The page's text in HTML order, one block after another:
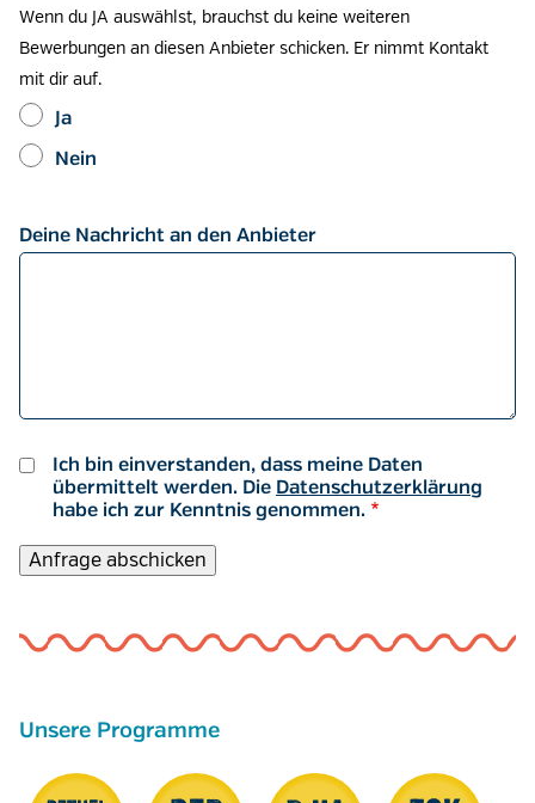
Wenn du JA auswählst, brauchst du keine weiteren
Bewerbungen an diesen Anbieter schicken. Er nimmt Kontakt
mit dir auf.
Ja
Nein
Deine Nachricht an den Anbieter
Ich bin einverstanden, dass meine Daten
übermittelt werden. Die Datenschutzerklärung
habe ich zur Kenntnis genommen.
Unsere Programme